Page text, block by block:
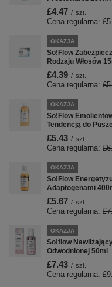
£4.47 / szt.
Cena regularna:
OKAZJA
So!Flow
Rodzaju Włosów
£4.39 / szt.
Cena regularna:
OKAZJA
So!Flow
Tendencją do
£5.43 / szt.
Cena regularna:
OKAZJA
So!Flow
Adaptogenami
£5.67 / szt.
Cena regularna:
OKAZJA
So!flow
Odwodnionej 50ml
£7.43 / szt.
Cena regularna: